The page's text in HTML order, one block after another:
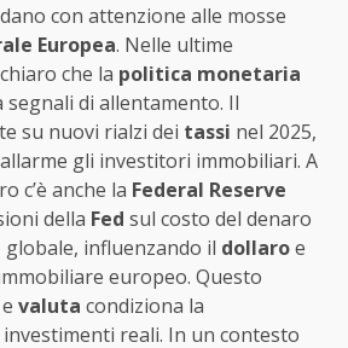
con attenzione alle mosse
Europea. Nelle ultime
che la politica monetaria
segnali di allentamento. Il
su nuovi rialzi dei tassi nel 2025,
gli investitori immobiliari. A
c’è anche la Federal Reserve
della Fed sul costo del denaro
influenzando il dollaroe
europeo. Questo
e valuta condiziona la
reali. In un contesto